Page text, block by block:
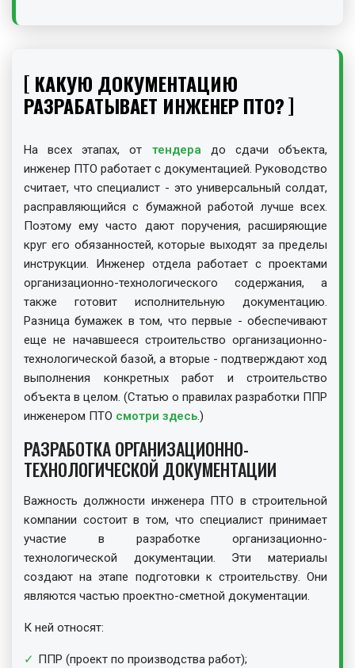
КАКУЮ ДОКУМЕНТАЦИЮ
РАЗРАБАТЫВАЕТ ИНЖЕНЕР ПТО?
На всех этапах, от тендера до сдачи объекта,
инженер ПТО работает с документацией. Руководство
считает, что специалист - это универсальный солдат,
расправляющийся с бумажной работой лучше всех.
Поэтому ему часто дают поручения, расширяющие
круг его обязанностей, которые выходят за пределы
инструкции. Инженер отдела работает с проектами
организационно-технологического содержания, а
также готовит исполнительную документацию.
Разница бумажек в том, что первые - обеспечивают
еще не начавшееся строительство организационно-
технологической базой, а вторые - подтверждают ход
выполнения конкретных работ и строительство
объекта в целом. (Статью о правилах разработки ППР
инженером ПТО смотри здесь.)
РАЗРАБОТКА ОРГАНИЗАЦИОННО-
ТЕХНОЛОГИЧЕСКОЙ ДОКУМЕНТАЦИИ
Важность должности инженера ПТО в строительной
компании состоит в том, что специалист принимает
участие в разработке организационно-
технологической документации. Эти материалы
создают на этапе подготовки к строительству. Они
являются частью проектно-сметной документации.
К ней относят:
ППР (проект по производства работ);